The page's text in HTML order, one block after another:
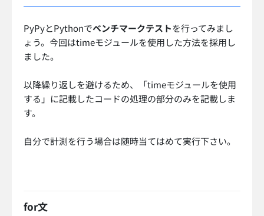
PyPyとPythonでベンチマークテストを行ってみまし
ょう。今回はtimeモジュールを使用した方法を採用し
ました。
以降繰り返しを避けるため、「timeモジュールを使用
する」に記載したコードの処理の部分のみを記載しま
す。
自分で計測を行う場合は随時当てはめて実行下さい。
for文